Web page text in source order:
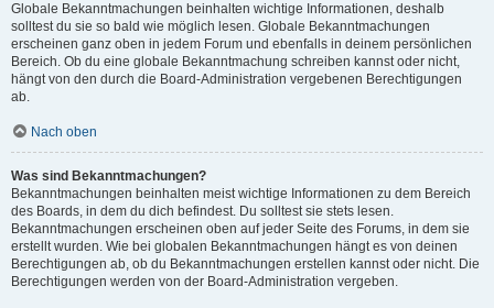
Globale Bekanntmachungen beinhalten wichtige Informationen, deshalb
solltest du sie so bald wie möglich lesen. Globale Bekanntmachungen
erscheinen ganz oben in jedem Forum und ebenfalls in deinem persönlichen
Bereich. Ob du eine globale Bekanntmachung schreiben kannst oder nicht,
hängt von den durch die Board-Administration vergebenen Berechtigungen
ab.
Nach oben
Was sind Bekanntmachungen?
Bekanntmachungen beinhalten meist wichtige Informationen zu dem Bereich
des Boards, in dem du dich befindest. Du solltest sie stets lesen.
Bekanntmachungen erscheinen oben auf jeder Seite des Forums, in dem sie
erstellt wurden. Wie bei globalen Bekanntmachungen hängt es von deinen
Berechtigungen ab, ob du Bekanntmachungen erstellen kannst oder nicht. Die
Berechtigungen werden von der Board-Administration vergeben.